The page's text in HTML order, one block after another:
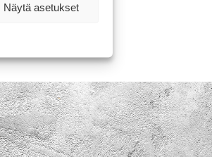
Näytä asetukset